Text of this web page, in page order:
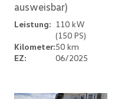
ausweisbar)
Leistung: 110 kW
(150 PS)
Kilometer:50 km
EZ:
06/2025